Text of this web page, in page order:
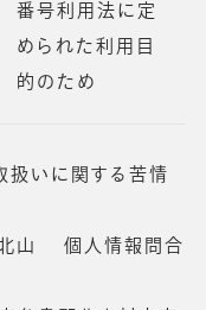
番号利用法に定
められた利用目
的のため
扱いに関する苦情
北山 個人情報問合